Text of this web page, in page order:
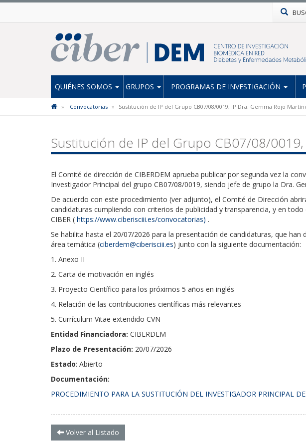
QUIÉNES SOMOS GRUPOS PROGRAMAS DE INVESTIGACIÓN
Convocatorias Sustitución de IP del Grupo CB07/08/0019, IP Dra. Gemma Rojo
Sustitución de IP del Grupo CB07/08/
El Comité de dirección de CIBERDEM aprueba publicar por segunda vez la
Investigador Principal del grupo CB07/08/0019, siendo jefe de grupo la Dra.
De acuerdo con este procedimiento (ver adjunto), el Comité de Dirección
candidaturas cumpliendo con criterios de publicidad y transparencia, y en
CIBER ( https://www.ciberisciii.es/convocatorias) .
Se habilita hasta el 20/07/2026 para la presentación de candidaturas, que han
área temática (ciberdem@ciberisciii.es) junto con la siguiente documentación:
1. Anexo II
2. Carta de motivación en inglés
3. Proyecto Científico para los próximos 5 años en inglés
4. Relación de las contribuciones científicas más relevantes
5. Currículum Vitae extendido CVN
Entidad Financiadora: CIBERDEM
Plazo de Presentación: 20/07/2026
Estado: Abierto
Documentación:
PROCEDIMIENTO PARA LA SUSTITUCIÓN DEL INVESTIGADOR PRINCIPAL
Volver al Listado